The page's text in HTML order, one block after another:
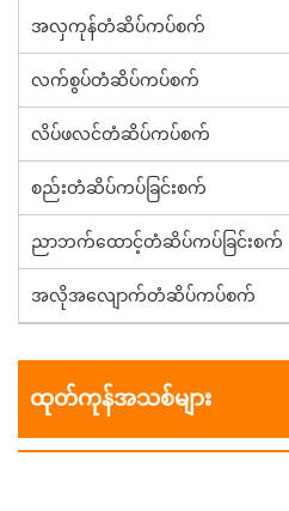
အလှကုန်တံဆိပ်ကပ်စက်
လက်စွပ်တံဆိပ်ကပ်စက်
လိပ်ဖလင်တံဆိပ်ကပ်စက်
စည်းတံဆိပ်ကပ်ခြင်းစက်
ညာဘက်ထောင့်တံဆိပ်ကပ်ခြင်းစက်
အလိုအလျောက်တံဆိပ်ကပ်စက်
ထုတ်ကုန်အသစ်များ